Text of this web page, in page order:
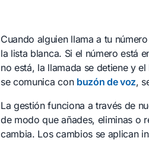
Cuando alguien llama a tu
la lista blanca. Si el número está
no está, la llamada se detiene y
se comunica con buzón de voz,
La gestión funciona a través de
de modo que añades, eliminas o
cambia. Los cambios se aplican